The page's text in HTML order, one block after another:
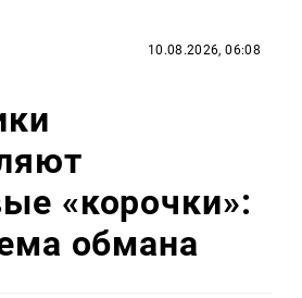
10.08.2026, 06:08
«корочки»:
обмана